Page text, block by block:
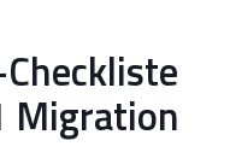
Migration